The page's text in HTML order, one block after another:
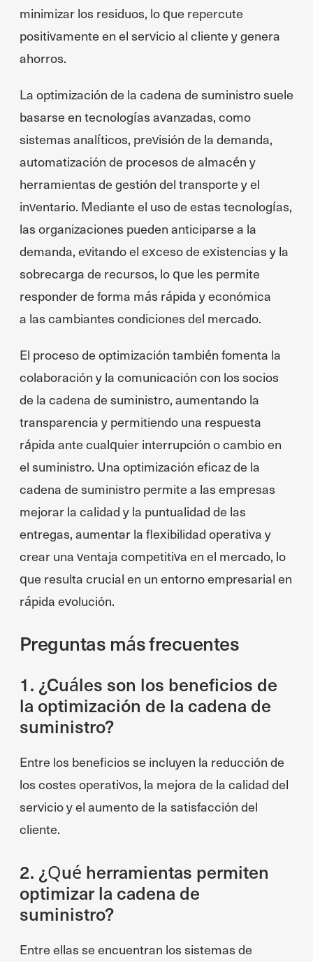
minimizar los residuos, lo que repercute
positivamente en el servicio al cliente y genera
ahorros.
La optimización de la cadena de suministro suele
basarse en tecnologías avanzadas, como
sistemas analíticos, previsión de la demanda,
automatización de procesos de almacén y
herramientas de gestión del transporte y el
inventario. Mediante el uso de estas tecnologías,
las organizaciones pueden anticiparse a la
demanda, evitando el exceso de existencias y la
sobrecarga de recursos, lo que les permite
responder de forma más rápida y económica
a las cambiantes condiciones del mercado.
El proceso de optimización también fomenta la
colaboración y la comunicación con los socios
de la cadena de suministro, aumentando la
transparencia y permitiendo una respuesta
rápida ante cualquier interrupción o cambio en
el suministro. Una optimización eficaz de la
cadena de suministro permite a las empresas
mejorar la calidad y la puntualidad de las
entregas, aumentar la flexibilidad operativa y
crear una ventaja competitiva en el mercado, lo
que resulta crucial en un entorno empresarial en
rápida evolución.
Preguntas más frecuentes
1. ¿Cuáles son los beneficios de
la optimización de la cadena de
suministro?
Entre los beneficios se incluyen la reducción de
los costes operativos, la mejora de la calidad del
servicio y el aumento de la satisfacción del
cliente.
2. ¿Qué herramientas permiten
optimizar la cadena de
suministro?
Entre ellas se encuentran los sistemas de